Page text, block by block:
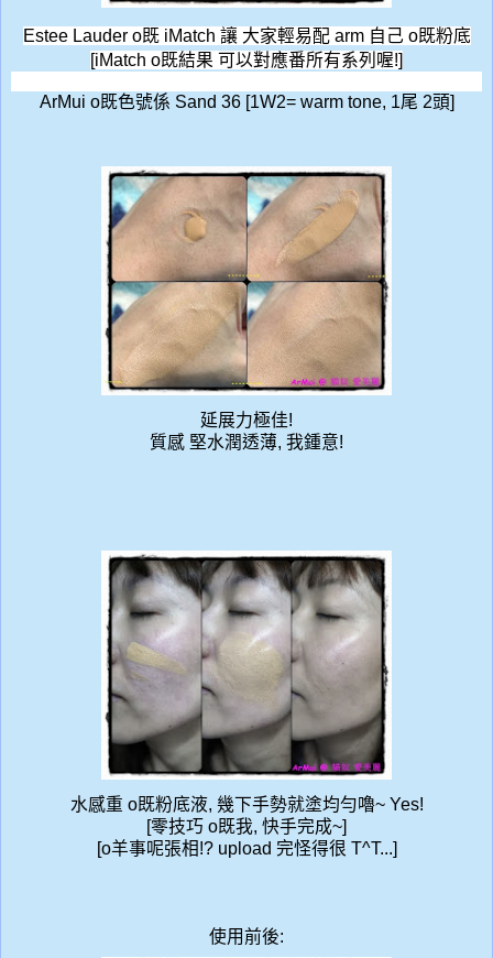
Estee Lauder o既 iMatch 讓 大家輕易配 arm 自己 o既粉底
[iMatch o既結果 可以對應番所有系列喔!]
ArMui o既色號係 Sand 36 [1W2= warm tone, 1尾 2頭]
延展力極佳!
質感 堅水潤透薄, 我鍾意!
水感重 o既粉底液, 幾下手勢就塗均勻嚕~ Yes!
[零技巧 o既我, 快手完成~]
[o羊事呢張相!? upload 完怪得很 T^T...]
使用前後: